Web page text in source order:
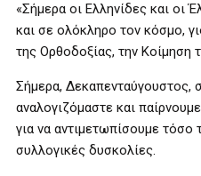
«Σήμερα οι Ελληνίδες και οι
και σε ολόκληρο τον κόσμο,
της Ορθοδοξίας, την Κοίμηση
Σήμερα, Δεκαπενταύγουστος,
αναλογιζόμαστε και
για να αντιμετωπίσουμε τόσο
συλλογικές δυσκολίες.